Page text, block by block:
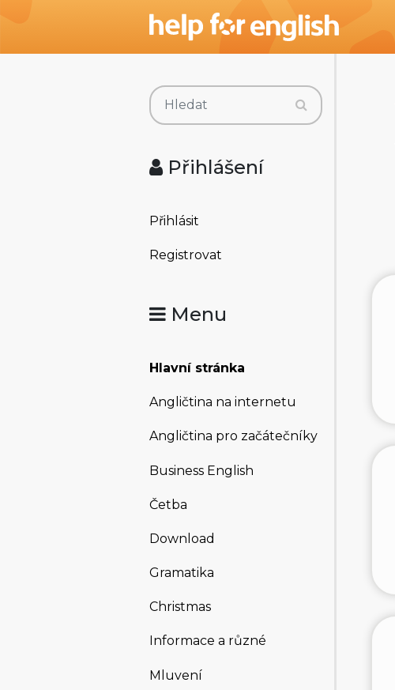
Přihlášení
Přihlásit
Registrovat
Menu
Hlavní stránka
Angličtina na internetu
Angličtina pro začátečníky
Business English
Četba
Download
Gramatika
Christmas
Informace a různé
Mluvení